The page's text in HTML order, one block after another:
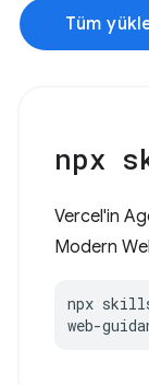
Tüm
npx
Vercel'in
Modern
npx skills
web-